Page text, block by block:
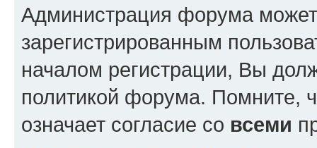
Администрация форума может
зарегистрированным
началом регистрации, Вы
политикой форума. Помните,
означает согласие со всеми